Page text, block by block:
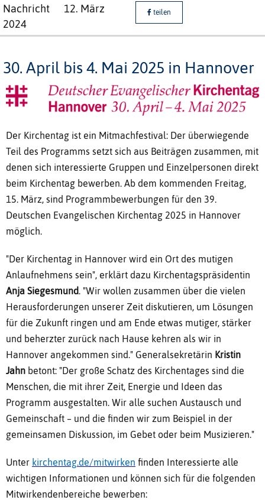
Nachricht
12. März
2024
teilen
30. April bis 4. Mai 2025 in Hannover
Der Kirchentag ist ein Mitmachfestival: Der überwiegende
Teil des Programms setzt sich aus Beiträgen zusammen, mit
denen sich interessierte Gruppen und Einzelpersonen direkt
beim Kirchentag bewerben. Ab dem kommenden Freitag,
15. März, sind Programmbewerbungen für den 39.
Deutschen Evangelischen Kirchentag 2025 in Hannover
möglich.
"Der Kirchentag in Hannover wird ein Ort des mutigen
Anlaufnehmens sein", erklärt dazu Kirchentagspräsidentin
Anja Siegesmund . "Wir wollen zusammen über die vielen
Herausforderungen unserer Zeit diskutieren, um Lösungen
für die Zukunft ringen und am Ende etwas mutiger, stärker
und beherzter zurück nach Hause kehren als wir in
Hannover angekommen sind." Generalsekretärin Kristin
Jahn betont: "Der große Schatz des Kirchentages sind die
Menschen, die mit ihrer Zeit, Energie und Ideen das
Programm ausgestalten. Wir alle suchen Austausch und
Gemeinschaft – und die finden wir zum Beispiel in der
gemeinsamen Diskussion, im Gebet oder beim Musizieren."
Unter kirchentag.de/mitwirken finden Interessierte alle
wichtigen Informationen und können sich für die folgenden
Mitwirkendenbereiche bewerben: